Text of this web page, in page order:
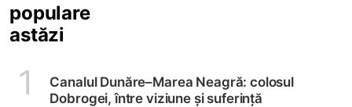
populare
astăzi
1
Canalul Dunăre–Marea Neagră: colosul
Dobrogei, între viziune și suferință